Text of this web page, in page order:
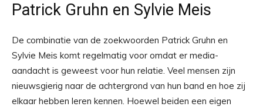
Patrick Gruhn en Sylvie Meis
De combinatie van de zoekwoorden Patrick Gruhn en
Sylvie Meis komt regelmatig voor omdat er media-
aandacht is geweest voor hun relatie. Veel mensen zijn
nieuwsgierig naar de achtergrond van hun band en hoe zij
elkaar hebben leren kennen. Hoewel beiden een eigen